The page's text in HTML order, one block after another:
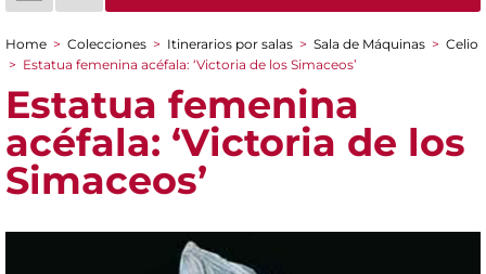
You are here
Home > Colecciones > Itinerarios por salas > Sala de Máquinas > Celio
> Estatua femenina acéfala: ‘Victoria de los Simaceos’
Estatua femenina
acéfala: ‘Victoria de los
Simaceos’